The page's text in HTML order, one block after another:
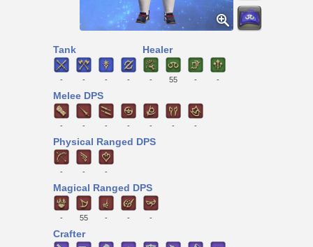
Tank
- - - -
Healer
- 55 - -
Melee DPS
- - - - - - -
Physical Ranged DPS
- - -
Magical Ranged DPS
- 55 - - -
Crafter